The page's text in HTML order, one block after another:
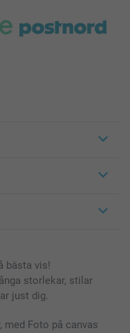
bästa vis!
storlekar, stilar
just dig.
med Foto på canvas